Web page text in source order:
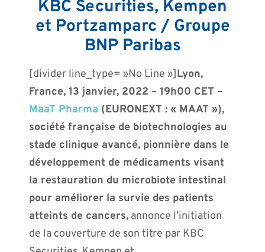
KBC Securities, Kempen
et Portzamparc / Groupe
BNP Paribas
[divider line_type= »No Line »]Lyon,
France, 13 janvier, 2022 – 19h00 CET –
MaaT Pharma (EURONEXT : « MAAT »),
société française de biotechnologies au
stade clinique avancé, pionnière dans le
développement de médicaments visant
la restauration du microbiote intestinal
pour améliorer la survie des patients
atteints de cancers, annonce l’initiation
de la couverture de son titre par KBC